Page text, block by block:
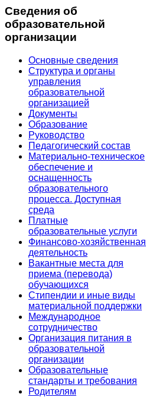
Сведения об
образовательной
организации
Основные сведения
Структура и органы
управления
образовательной
организацией
Документы
Образование
Руководство
Педагогический состав
Материально-техническое
обеспечение и
оснащенность
образовательного
процесса. Доступная
среда
Платные
образовательные услуги
Финансово-хозяйственная
деятельность
Вакантные места для
приема (перевода)
обучающихся
Стипендии и иные виды
материальной поддержки
Международное
сотрудничество
Организация питания в
образовательной
организации
Образовательные
стандарты и требования
Родителям